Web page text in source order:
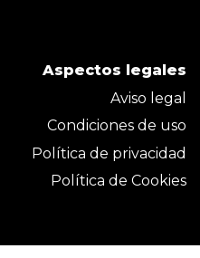
Aspectos legales
Aviso legal
Condiciones de uso
Política de privacidad
Política de Cookies